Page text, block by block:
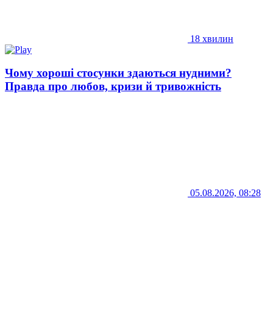
18 хвилин
Чому хороші стосунки здаються нудними?
Правда про любов, кризи й тривожність
05.08.2026, 08:28